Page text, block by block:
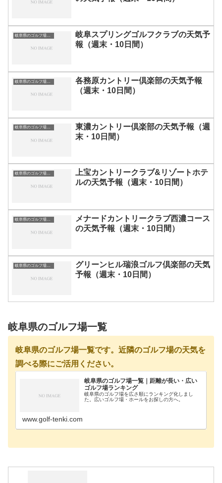
岐阜県のゴルフ場一覧｜距離が長い・広いゴルフ場ランキング
岐阜スプリングゴルフクラブの天気予
報（週末・10日間）
岐阜県のゴルフ場一覧｜距離が長い・広いゴルフ場ランキング
各務原カントリー倶楽部の天気予報
（週末・10日間）
岐阜県のゴルフ場一覧｜距離が長い・広いゴルフ場ランキング
東濃カントリー倶楽部の天気予報（週
末・10日間）
岐阜県のゴルフ場一覧｜距離が長い・広いゴルフ場ランキング
上宝カントリークラブ&リゾートホテ
ルの天気予報（週末・10日間）
岐阜県のゴルフ場一覧｜距離が長い・広いゴルフ場ランキング
メナードカントリークラブ西濃コース
の天気予報（週末・10日間）
岐阜県のゴルフ場一覧｜距離が長い・広いゴルフ場ランキング
グリーンヒル瑞浪ゴルフ倶楽部の天気
予報（週末・10日間）
岐阜県のゴルフ場一覧
岐阜県のゴルフ場一覧です。近隣のゴルフ場の天気を
調べる際にご活用ください。
岐阜県のゴルフ場一覧｜距離が長い・広い
ゴルフ場ランキング
岐阜県のゴルフ場を広さ順にランキング化しまし
た。広いゴルフ場・ホールをお探しの方へ。
www.golf-tenki.com